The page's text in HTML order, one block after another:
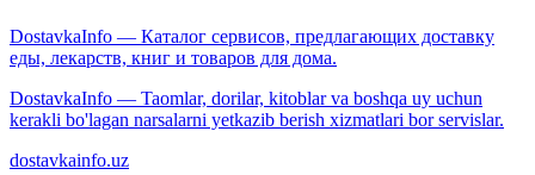
DostavkaInfo — Каталог сервисов, предлагающих доставку
еды, лекарств, книг и товаров для дома.
DostavkaInfo — Taomlar, dorilar, kitoblar va boshqa uy uchun
kerakli bo'lagan narsalarni yetkazib berish xizmatlari bor servislar.
dostavkainfo.uz